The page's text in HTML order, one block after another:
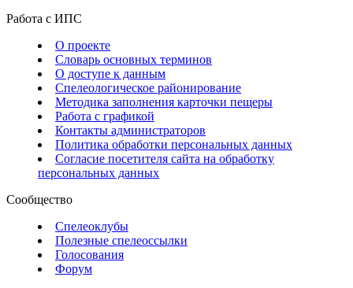
Работа с ИПС
О проекте
Словарь основных терминов
О доступе к данным
Спелеологическое районирование
Методика заполнения карточки пещеры
Работа с графикой
Контакты администраторов
Политика обработки персональных данных
Согласие посетителя сайта на обработку
персональных данных
Сообщество
Спелеоклубы
Полезные спелеоссылки
Голосования
Форум